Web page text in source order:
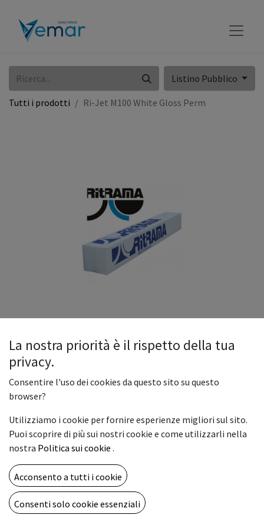
Listino Pubblico
Tutti i prodotti Ri-Jet M100 White Gloss Perm
Ri-Jet M100 White Gloss Perm
2,58€
WIDTH
1.05 1.26 1.372
La nostra priorità è il rispetto della tua
privacy.
Consentire l'uso dei cookies da questo sito su questo
browser?
Utilizziamo i cookie per fornire esperienze migliori sul sito.
Puoi scoprire di più sui nostri cookie e come utilizzarli nella
nostra Politica sui cookie .
Acconsento a tutti i cookie
Consenti solo cookie essenziali